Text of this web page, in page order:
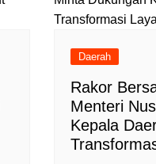
Daerah
Rakor
Menteri
Kepala